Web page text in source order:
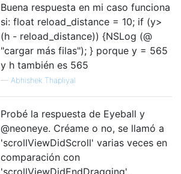
Buena respuesta en mi caso funciona
si: float reload_distance = 10; if (y>
(h - reload_distance)) {NSLog (@
"cargar más filas"); } porque y = 565
y h también es 565
— Abhishek Thapliyal
Probé la respuesta de Eyeball y
@neoneye. Créame o no, se llamó a
'scrollViewDidScroll' varias veces en
comparación con
'scrollViewDidEndDragging'.